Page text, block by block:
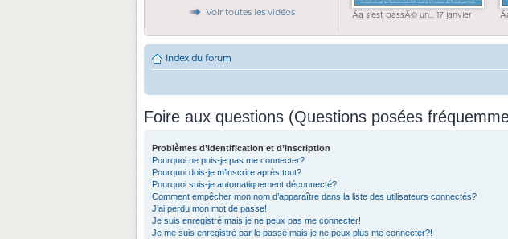
Voir toutes les vidéos Ãa s'est passÃ© un... 17 janvier
Index du forum
Foire aux questions (Questions posées
Problèmes d’identification et d’inscription
Pourquoi ne puis-je pas me connecter?
Pourquoi dois-je m’inscrire après tout?
Pourquoi suis-je automatiquement déconnecté?
Comment empêcher mon nom d’apparaître dans la liste des utilisateurs connectés?
J’ai perdu mon mot de passe!
Je suis enregistré mais je ne peux pas me connecter!
Je me suis enregistré par le passé mais je ne peux plus me connecter?!